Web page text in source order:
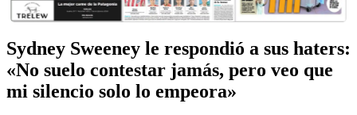
Sydney Sweeney le respondió a sus haters:
«No suelo contestar jamás, pero veo que
mi silencio solo lo empeora»